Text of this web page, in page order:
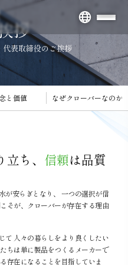
拶
代表取締役のご挨拶
と価値 なぜクローバーなのか
ち、 信頼は品質
が安らぎとなり、 一つの選択が信
そが、クローバーが存在する理由
て 人々の暮らしをより良くしたい
ちは単に製品をつくるメーカーで
存在になることを目指していま